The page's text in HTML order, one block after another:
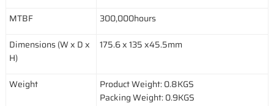
MTBF
300,000hours
Dimensions (W x D x
H)
175.6 x 135 x45.5mm
Weight
Product Weight: 0.8KGS
Packing Weight: 0.9KGS